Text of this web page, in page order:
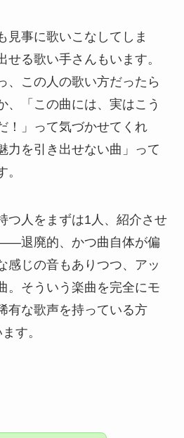
見事に歌いこなしてしま
せる歌い手さんもいます。
、この人の歌い方だったら
、「この曲には、実はこう
！」って気づかせてくれ
力を引き出せない曲」って
つ人をまずは1人、紹介させ
退廃的、かつ曲自体が偏
感じの音もありつつ、アッ
。そういう楽曲を完全にモ
有な歌声を持っている方
す。